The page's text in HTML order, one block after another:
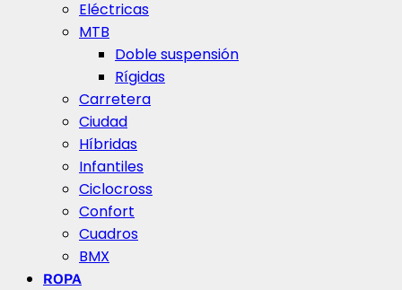
Eléctricas
MTB
Doble suspensión
Rígidas
Carretera
Ciudad
Híbridas
Infantiles
Ciclocross
Confort
Cuadros
BMX
ROPA